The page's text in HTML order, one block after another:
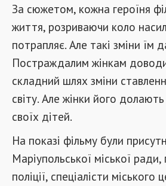
За сюжетом, кожна героїня
життя, розриваючи коло
потрапляє. Але такі зміни їм
Постраждалим жінкам
складний шлях зміни
світу. Але жінки його
своїх дітей.
На показі фільму були
Маріупольської міської
поліції, спеціалісти міського